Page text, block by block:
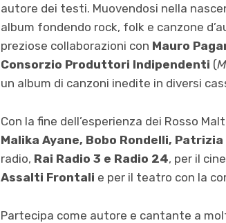
autore dei testi. Muovendosi nella
album fondendo rock, folk e canzone
preziose collaborazioni con Mauro
Consorzio Produttori Indipendenti (
un album di canzoni inedite in diversi
Con la fine dell’esperienza dei Rosso
Malika Ayane, Bobo Rondelli,
radio, Rai Radio 3 e Radio 24, per il
Assalti Frontali e per il teatro con la
Partecipa come autore e cantante a